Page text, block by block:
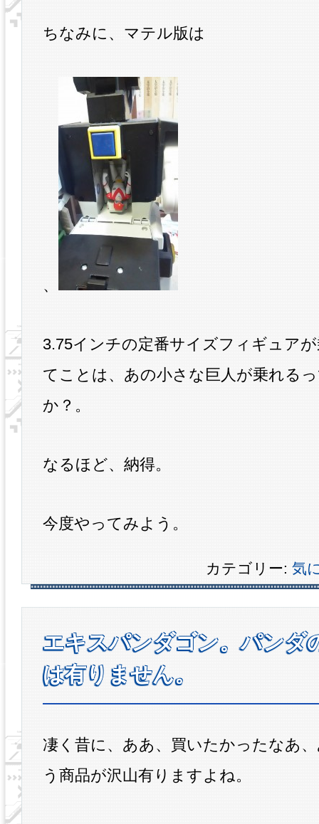
ちなみに、マテル版は
、
3.75インチの定番サイズフィギュア
てことは、あの小さな巨人が乗れる
か？。
なるほど、納得。
今度やってみよう。
カテゴリー: 気
エキスパンダゴン。パンダ
は有りません。
凄く昔に、ああ、買いたかったなあ
う商品が沢山有りますよね。